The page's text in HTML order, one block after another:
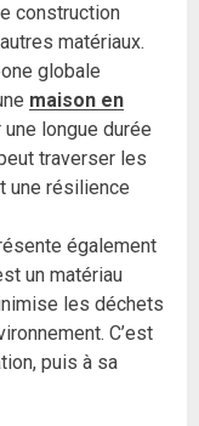
construction
matériaux.
globale
maison en
longue durée
traverser les
une résilience
également
un matériau
les déchets
C’est
puis à sa